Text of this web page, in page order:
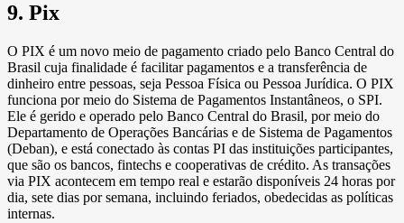
9. Pix
O PIX é um novo meio de pagamento criado pelo Banco Central do
Brasil cuja finalidade é facilitar pagamentos e a transferência de
dinheiro entre pessoas, seja Pessoa Física ou Pessoa Jurídica. O PIX
funciona por meio do Sistema de Pagamentos Instantâneos, o SPI.
Ele é gerido e operado pelo Banco Central do Brasil, por meio do
Departamento de Operações Bancárias e de Sistema de Pagamentos
(Deban), e está conectado às contas PI das instituições participantes,
que são os bancos, fintechs e cooperativas de crédito. As transações
via PIX acontecem em tempo real e estarão disponíveis 24 horas por
dia, sete dias por semana, incluindo feriados, obedecidas as políticas
internas.